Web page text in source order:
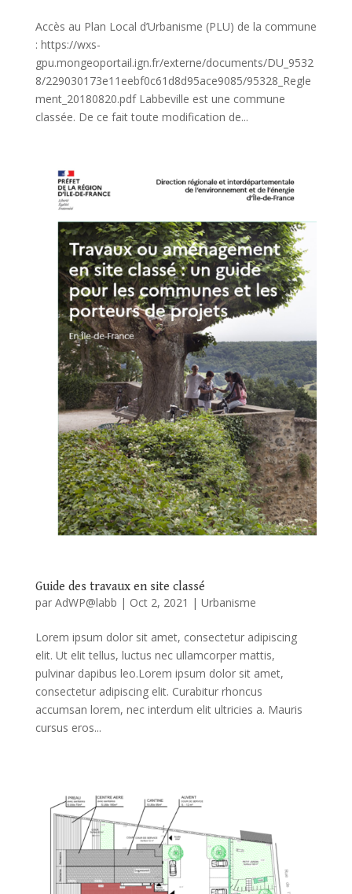
Accès au Plan Local d’Urbanisme (PLU) de la commune
: https://wxs-
gpu.mongeoportail.ign.fr/externe/documents/DU_9532
8/229030173e11eebf0c61d8d95ace9085/95328_Regle
ment_20180820.pdf Labbeville est une commune
classée. De ce fait toute modification de...
Guide des travaux en site classé
par AdWP@labb | Oct 2, 2021 | Urbanisme
Lorem ipsum dolor sit amet, consectetur adipiscing
elit. Ut elit tellus, luctus nec ullamcorper mattis,
pulvinar dapibus leo.Lorem ipsum dolor sit amet,
consectetur adipiscing elit. Curabitur rhoncus
accumsan lorem, nec interdum elit ultricies a. Mauris
cursus eros...